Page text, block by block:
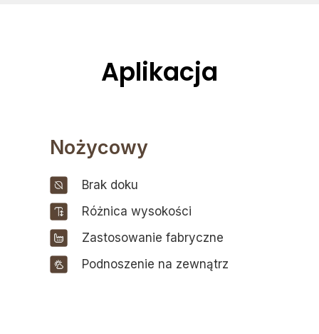
Aplikacja
Nożycowy
Brak doku
Różnica wysokości
Zastosowanie fabryczne
Podnoszenie na zewnątrz